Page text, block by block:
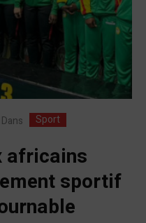
Dans Sport
africains
sportif